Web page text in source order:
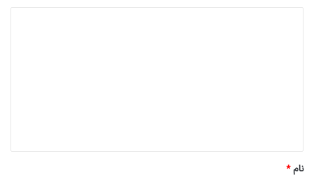
نام*